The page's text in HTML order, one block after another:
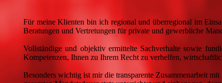
Für meine Klienten bin ich regional und überregional im
Beratungen und Vertretungen für private und gewerbliche
Vollständige und objektiv ermittelte Sachverhalte sowie
Kompetenzen, Ihnen zu Ihrem Recht zu verhelfen,
Besonders wichtig ist mir die transparente Zusammenarbeit